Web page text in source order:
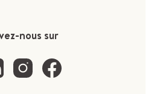
nous sur